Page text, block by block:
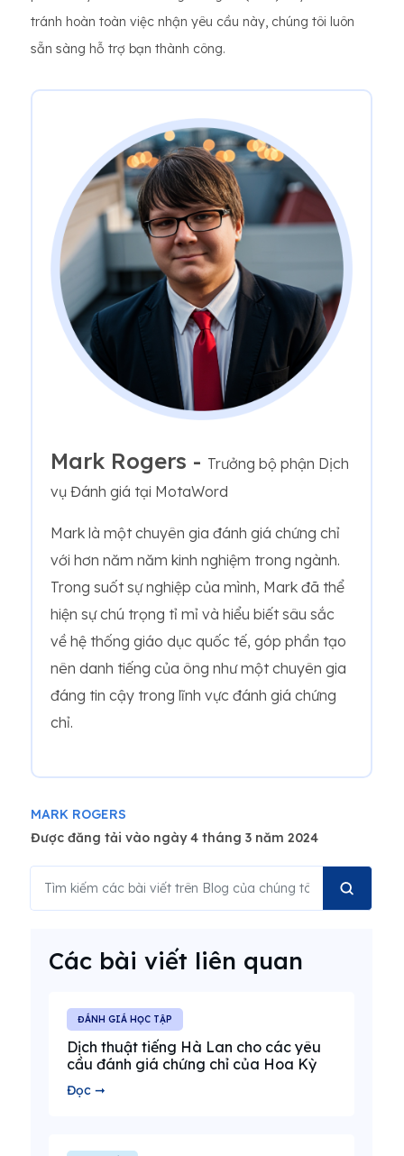
tránh hoàn toàn việc nhận yêu cầu này, chúng tôi luôn
sẵn sàng hỗ trợ bạn thành công.
Mark Rogers - Trưởng bộ phận Dịch
vụ Đánh giá tại MotaWord
Mark là một chuyên gia đánh giá chứng chỉ
với hơn năm năm kinh nghiệm trong ngành.
Trong suốt sự nghiệp của mình, Mark đã thể
hiện sự chú trọng tỉ mỉ và hiểu biết sâu sắc
về hệ thống giáo dục quốc tế, góp phần tạo
nên danh tiếng của ông như một chuyên gia
đáng tin cậy trong lĩnh vực đánh giá chứng
chỉ.
MARK ROGERS
Được đăng tải vào ngày 4 tháng 3 năm 2024
Các bài viết liên quan
ĐÁNH GIÁ HỌC TẬP
Dịch thuật tiếng Hà Lan cho các yêu
cầu đánh giá chứng chỉ của Hoa Kỳ
Đọc ➞